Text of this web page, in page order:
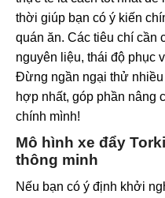
thời giúp bạn có ý kiến
quán ăn. Các tiêu chí cần
nguyên liệu, thái độ phục
Đừng ngần ngại thử
hợp nhất, góp phần nâng
chính mình!
Mô hình xe đẩy
thông minh
Nếu bạn có ý định khởi